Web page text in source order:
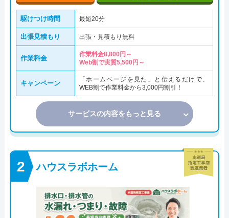
駆けつけ時間 最短20分
出張見積もり 出張・見積もり無料
作業料金
作業料金8,800円～
Web割で実質5,500円～
キャンペーン
「ホームページを見た」と伝えるだけで、
WEB割で作業料金から3,000円割引！
サービスの内容をもっと見る
ハウスラボホーム